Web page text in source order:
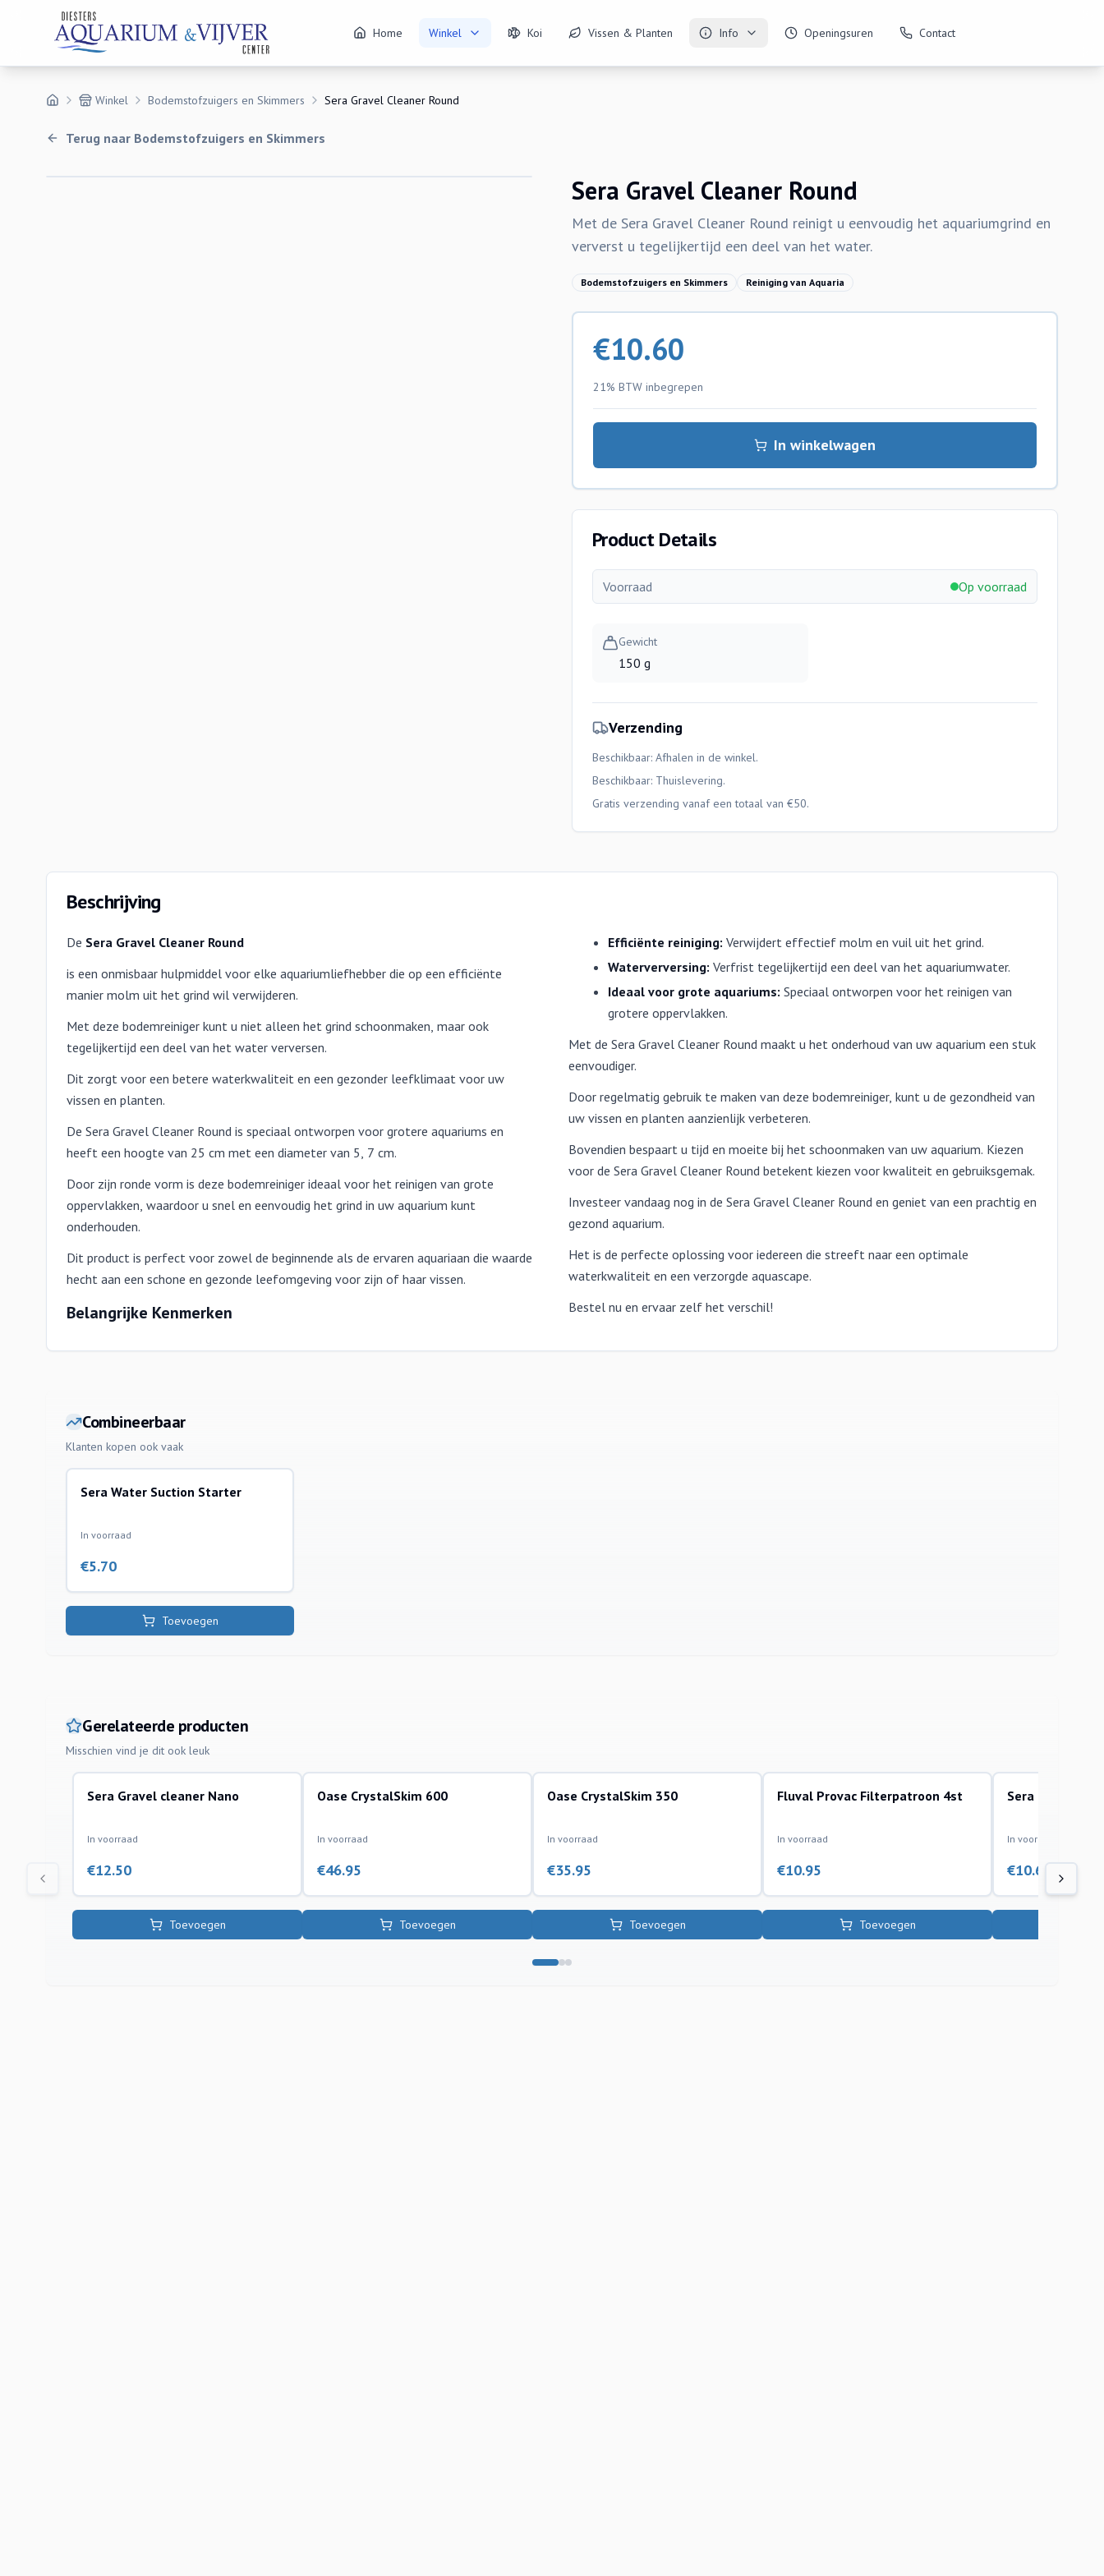
Home Winkel Koi Vissen & Planten Info Openingsuren Contact
Winkel Bodemstofzuigers en Skimmers Sera Gravel Cleaner Round
Terug naar Bodemstofzuigers en Skimmers
Sera Gravel Cleaner Round
Met de Sera Gravel Cleaner Round reinigt u eenvoudig het aquariumgrind en
ververst u tegelijkertijd een deel van het water.
Bodemstofzuigers en Skimmers Reiniging van Aquaria
€10.60
21% BTW inbegrepen
In winkelwagen
Product Details
Voorraad Op voorraad
Gewicht
150 g
Verzending
Beschikbaar: Afhalen in de winkel.
Beschikbaar: Thuislevering.
Gratis verzending vanaf een totaal van €50.
Beschrijving
De Sera Gravel Cleaner Round
is een onmisbaar hulpmiddel voor elke aquariumliefhebber die op een efficiënte
manier molm uit het grind wil verwijderen.
Met deze bodemreiniger kunt u niet alleen het grind schoonmaken, maar ook
tegelijkertijd een deel van het water verversen.
Dit zorgt voor een betere waterkwaliteit en een gezonder leefklimaat voor uw
vissen en planten.
De Sera Gravel Cleaner Round is speciaal ontworpen voor grotere aquariums en
heeft een hoogte van 25 cm met een diameter van 5, 7 cm.
Door zijn ronde vorm is deze bodemreiniger ideaal voor het reinigen van grote
oppervlakken, waardoor u snel en eenvoudig het grind in uw aquarium kunt
onderhouden.
Dit product is perfect voor zowel de beginnende als de ervaren aquariaan die waarde
hecht aan een schone en gezonde leefomgeving voor zijn of haar vissen.
Belangrijke Kenmerken
Efficiënte reiniging: Verwijdert effectief molm en vuil uit het grind.
Waterverversing: Verfrist tegelijkertijd een deel van het aquariumwater.
Ideaal voor grote aquariums: Speciaal ontworpen voor het reinigen van
grotere oppervlakken.
Met de Sera Gravel Cleaner Round maakt u het onderhoud van uw aquarium een stuk
eenvoudiger.
Door regelmatig gebruik te maken van deze bodemreiniger, kunt u de gezondheid van
uw vissen en planten aanzienlijk verbeteren.
Bovendien bespaart u tijd en moeite bij het schoonmaken van uw aquarium. Kiezen
voor de Sera Gravel Cleaner Round betekent kiezen voor kwaliteit en gebruiksgemak.
Investeer vandaag nog in de Sera Gravel Cleaner Round en geniet van een prachtig en
gezond aquarium.
Het is de perfecte oplossing voor iedereen die streeft naar een optimale
waterkwaliteit en een verzorgde aquascape.
Bestel nu en ervaar zelf het verschil!
Combineerbaar
Klanten kopen ook vaak
reiniging van aquaria
Sera Water Suction Starter
In voorraad
€5.70
Toevoegen
Gerelateerde producten
Misschien vind je dit ook leuk
reiniging van aquaria
Sera Gravel cleaner Nano
In voorraad
€12.50
Toevoegen
bodemstofzuigers en skimmers
Oase CrystalSkim 600
In voorraad
€46.95
Toevoegen
bodemstofzuigers en skimmers
Oase CrystalSkim 350
In voorraad
€35.95
Toevoegen
bodemstofzuigers en skimmers
Fluval Provac Filterpatroon 4st
In voorraad
€10.95
Toevoegen
bodemstofzuigers en
Sera Gravel
In voorraad
€10.60